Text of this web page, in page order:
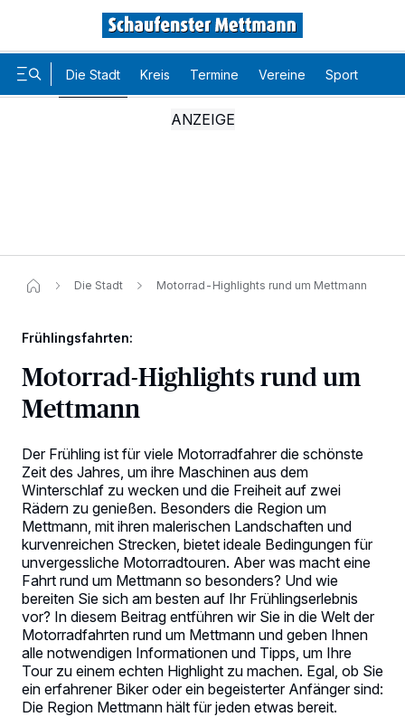
Die Stadt Kreis Termine Vereine Sport
Die Stadt Motorrad-Highlights rund um Mettmann
Frühlingsfahrten:
Motorrad-Highlights rund um
Mettmann
Der Frühling ist für viele Motorradfahrer die schönste
Zeit des Jahres, um ihre Maschinen aus dem
Winterschlaf zu wecken und die Freiheit auf zwei
Rädern zu genießen. Besonders die Region um
Mettmann, mit ihren malerischen Landschaften und
kurvenreichen Strecken, bietet ideale Bedingungen für
unvergessliche Motorradtouren. Aber was macht eine
Fahrt rund um Mettmann so besonders? Und wie
bereiten Sie sich am besten auf Ihr Frühlingserlebnis
vor? In diesem Beitrag entführen wir Sie in die Welt der
Motorradfahrten rund um Mettmann und geben Ihnen
alle notwendigen Informationen und Tipps, um Ihre
Tour zu einem echten Highlight zu machen. Egal, ob Sie
ein erfahrener Biker oder ein begeisterter Anfänger sind:
Die Region Mettmann hält für jeden etwas bereit.